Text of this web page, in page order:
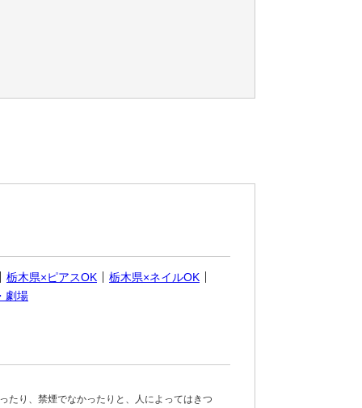
栃木県×ピアスOK
栃木県×ネイルOK
劇場
たり、禁煙でなかったりと、人によってはきつ